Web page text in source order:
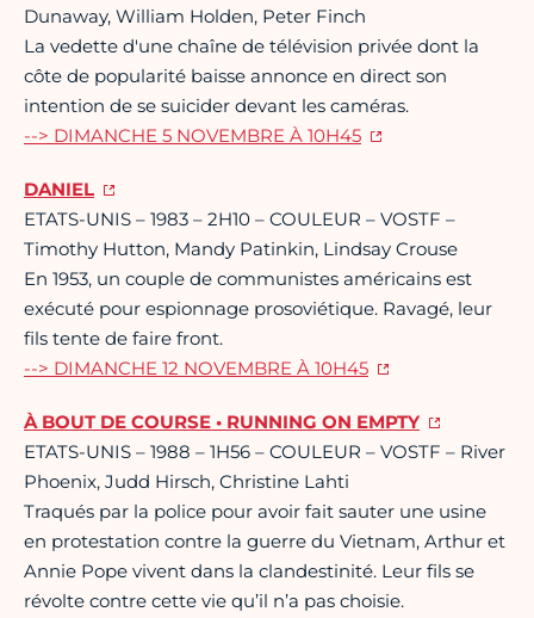
Dunaway, William Holden, Peter Finch
La vedette d'une chaîne de télévision privée dont la
côte de popularité baisse annonce en direct son
intention de se suicider devant les caméras.
--> DIMANCHE 5 NOVEMBRE À 10H45
DANIEL
ETATS-UNIS – 1983 – 2H10 – COULEUR – VOSTF –
Timothy Hutton, Mandy Patinkin, Lindsay Crouse
En 1953, un couple de communistes américains est
exécuté pour espionnage prosoviétique. Ravagé, leur
fils tente de faire front.
--> DIMANCHE 12 NOVEMBRE À 10H45
À BOUT DE COURSE • RUNNING ON EMPTY
ETATS-UNIS – 1988 – 1H56 – COULEUR – VOSTF – River
Phoenix, Judd Hirsch, Christine Lahti
Traqués par la police pour avoir fait sauter une usine
en protestation contre la guerre du Vietnam, Arthur et
Annie Pope vivent dans la clandestinité. Leur fils se
révolte contre cette vie qu’il n’a pas choisie.